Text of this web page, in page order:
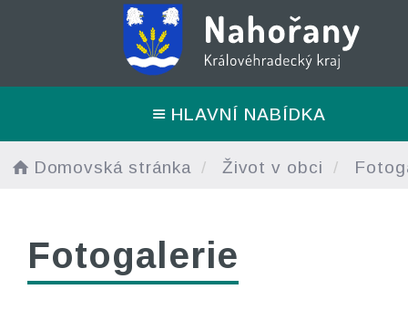
HLAVNÍ NABÍDKA
Domovská stránka Život v obci
Fotogalerie